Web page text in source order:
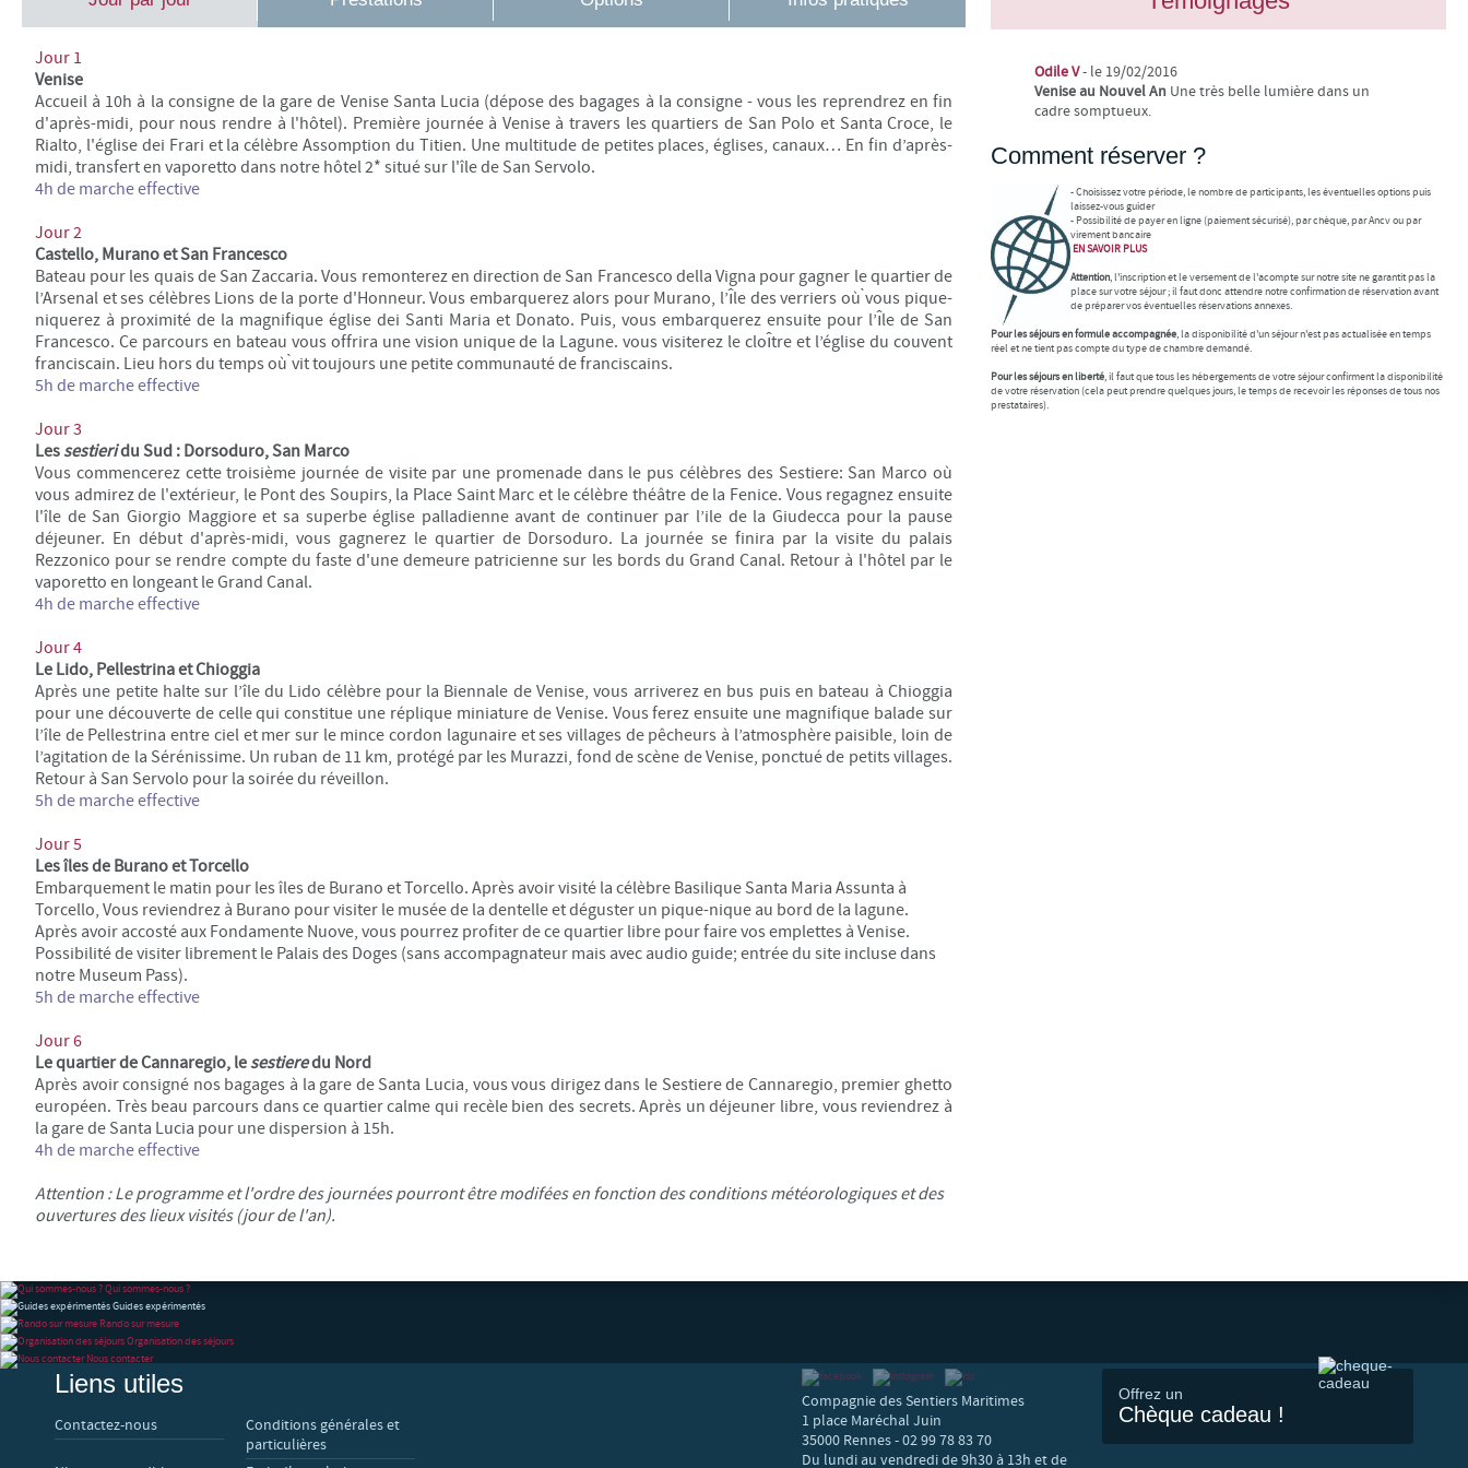
Jour 1
Venise
Accueil à 10h à la consigne de la gare de Venise Santa Lucia (dépose des bagages à la consigne - vous les reprendrez en fin
d'après-midi, pour nous rendre à l'hôtel). Première journée à Venise à travers les quartiers de San Polo et Santa Croce, le
Rialto, l'église dei Frari et la célèbre Assomption du Titien. Une multitude de petites places, églises, canaux… En fin d’après-
midi, transfert en vaporetto dans notre hôtel 2* situé sur l'île de San Servolo.
4h de marche effective
Jour 2
Castello, Murano et San Francesco
Bateau pour les quais de San Zaccaria. Vous remonterez en direction de San Francesco della Vigna pour gagner le quartier de
l’Arsenal et ses célèbres Lions de la porte d'Honneur. Vous embarquerez alors pour Murano, l’ı̂le des verriers où ̀vous pique-
niquerez à proximité de la magnifique église dei Santi Maria et Donato. Puis, vous embarquerez ensuite pour l’ı̂le de San
Francesco. Ce parcours en bateau vous offrira une vision unique de la Lagune. vous visiterez le cloı̂tre et l’église du couvent
franciscain. Lieu hors du temps où ̀vit toujours une petite communauté de franciscains.
5h de marcheeffective
Jour 3
Lessestieridu Sud : Dorsoduro, San Marco
Vous commencerez cette troisième journée de visite par une promenade dans le pus célèbres des Sestiere: San Marco où
vous admirez de l'extérieur, le Pont des Soupirs, la Place Saint Marc et le célèbre théâtre de la Fenice. Vous regagnez ensuite
l'île de San Giorgio Maggiore et sa superbe église palladienne avant de continuer par l’ile de la Giudecca pour la pause
déjeuner. En début d'après-midi, vous gagnerez le quartier de Dorsoduro. La journée se finira par la visite du palais
Rezzonico pour se rendre compte du faste d'une demeure patricienne sur les bords du Grand Canal. Retour à l'hôtel par le
vaporetto en longeant le Grand Canal.
4h de marcheeffective
Jour 4
Le Lido, Pellestrina et Chioggia
Après une petite halte sur l’île du Lido célèbre pour la Biennale de Venise, vous arriverez en bus puis en bateau à Chioggia
pour une découverte de celle qui constitue une réplique miniature de Venise. Vous ferez ensuite une magnifique balade sur
l’île de Pellestrina entre ciel et mer sur le mince cordon lagunaire et ses villages de pêcheurs à l’atmosphère paisible, loin de
l’agitation de la Sérénissime. Un ruban de 11 km, protégé par les Murazzi, fond de scène de Venise, ponctué de petits villages.
Retour à San Servolo pour la soirée du réveillon.
5h de marcheeffective
Jour 5
Les îles de Burano et Torcello
Embarquement le matin pour les îles de Burano et Torcello. Après avoir visité la célèbre Basilique Santa Maria Assunta à
Torcello, Vous reviendrez à Burano pour visiter le musée de la dentelle et déguster un pique-nique au bord de la lagune.
Après avoir accosté aux Fondamente Nuove, vous pourrez profiter de ce quartier libre pour faire vos emplettes à Venise.
Possibilité de visiter librement le Palais des Doges (sans accompagnateur mais avec audio guide; entrée du site incluse dans
notre Museum Pass).
5h de marche effective
Jour 6
Le quartier de Cannaregio, lesestieredu Nord
Après avoir consigné nos bagages à la gare de Santa Lucia, vous vous dirigez dans le Sestiere de Cannaregio, premier ghetto
européen. Très beau parcours dans ce quartier calme qui recèle bien des secrets. Après un déjeuner libre, vous reviendrez à
la gare de Santa Lucia pour une dispersion à 15h.
4h de marcheeffective
Attention : Le programme et l'ordre des journées pourront être modifées en fonction des conditions météorologiques et des
ouvertures des lieux visités (jour de l'an).
Odile V- le 19/02/2016
Venise au Nouvel AnUne très belle lumière dans un
cadre somptueux.
Comment réserver ?
- Choisissez votre période, le nombre de participants, les éventuelles options puis
laissez-vous guider
- Possibilité de payer en ligne (paiement sécurisé), par chèque, par Ancv ou par
virement bancaire
EN SAVOIR PLUS
Attention, l'inscription et le versement de l'acompte sur notre site ne garantit pas la
place sur votre séjour ; il faut donc attendre notre confirmation de réservation avant
de préparer vos éventuelles réservations annexes.
Pour les séjours en formule accompagnée, la disponibilité d'un séjour n'est pas actualisée en temps
réel et ne tient pas compte du type de chambre demandé.
Pour les séjours en liberté, il faut que tous les hébergements de votre séjour confirment la disponibilité
de votre réservation (cela peut prendre quelques jours, le temps de recevoir les réponses de tous nos
prestataires).
Qui sommes-nous ?
Guides expérimentés
Rando sur mesure
Organisation des séjours
Nous contacter
Liens utiles
Contactez-nous
Conditions générales et
particulières
Offrez un
Chèque cadeau !
Compagnie des Sentiers Maritimes
1 place Maréchal Juin
35000 Rennes - 02 99 78 83 70
Du lundi au vendredi de 9h30 à 13h et de